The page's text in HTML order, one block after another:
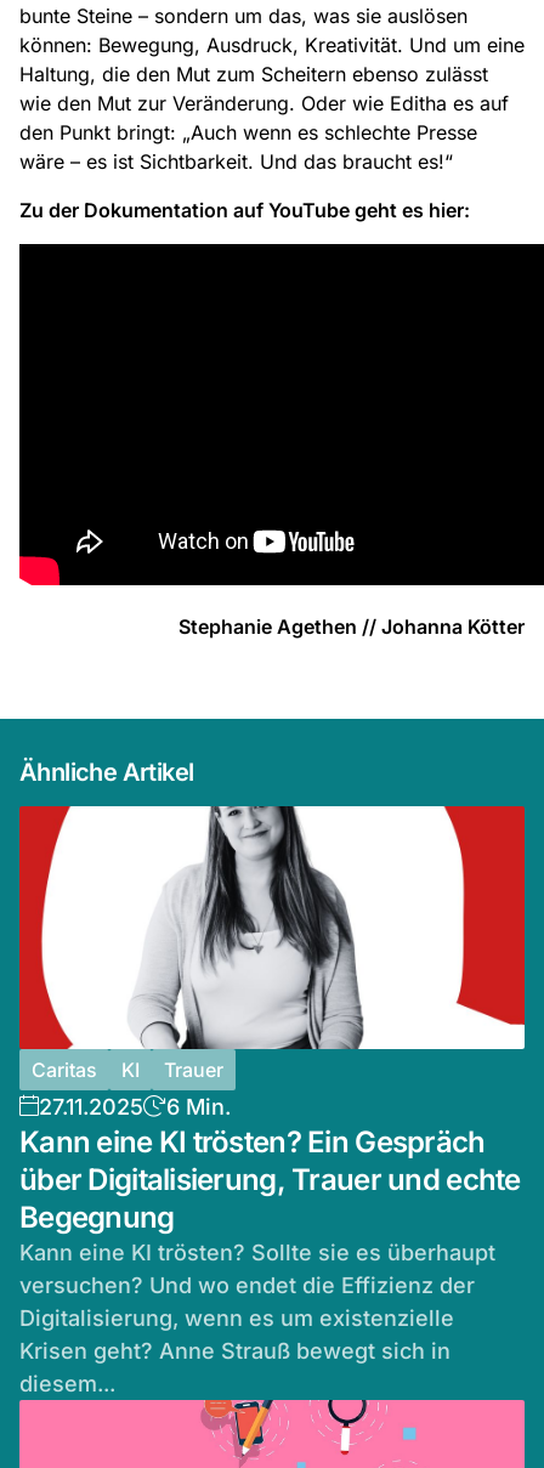
bunte Steine – sondern um das, was sie auslösen
können: Bewegung, Ausdruck, Kreativität. Und um eine
Haltung, die den Mut zum Scheitern ebenso zulässt
wie den Mut zur Veränderung. Oder wie Editha es auf
den Punkt bringt: „Auch wenn es schlechte Presse
wäre – es ist Sichtbarkeit. Und das braucht es!“
Zu der Dokumentation auf YouTube geht es hier:
Stephanie Agethen // Johanna Kötter
Ähnliche Artikel
Caritas KI Trauer
27.11.2025 6 Min.
Kann eine KI trösten? Ein Gespräch
über Digitalisierung, Trauer und echte
Begegnung
Kann eine KI trösten? Sollte sie es überhaupt
versuchen? Und wo endet die Effizienz der
Digitalisierung, wenn es um existenzielle
Krisen geht? Anne Strauß bewegt sich in
diesem...